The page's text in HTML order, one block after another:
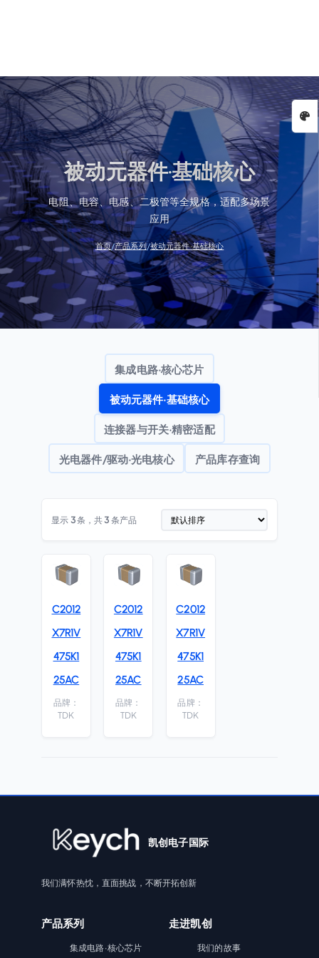
被动元器件·基础核心
电阻、电容、电感、二极管等全规格，适配多场景
应用
首页/产品系列/被动元器件·基础核心
集成电路·核心芯片
被动元器件·基础核心
连接器与开关·精密适配
光电器件/驱动·光电核心 产品库存查询
显示3条，共3条产品
C2012
X7R1V
475K1
25AC
品牌：
TDK
C2012
X7R1V
475K1
25AC
品牌：
TDK
C2012
X7R1V
475K1
25AC
品牌：
TDK
凯创电子国际
我们满怀热忱，直面挑战，不断开拓创新
产品系列
集成电路·核心芯片
走进凯创
我们的故事